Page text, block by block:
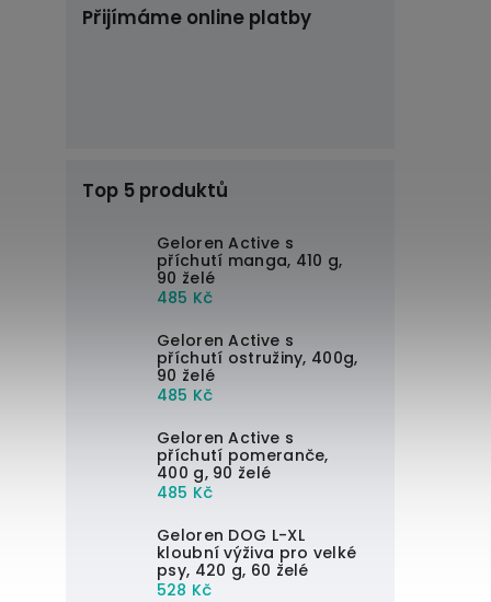
Přijímáme online platby
Top 5 produktů
Geloren Active s
příchutí manga, 410 g,
90 želé
485 Kč
Geloren Active s
příchutí ostružiny, 400g,
90 želé
485 Kč
Geloren Active s
příchutí pomeranče,
400 g, 90 želé
485 Kč
Geloren DOG L-XL
kloubní výživa pro velké
psy, 420 g, 60 želé
528 Kč